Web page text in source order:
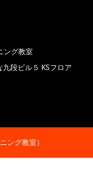
ング教室
段ビル５ KSフロア
ング教室）